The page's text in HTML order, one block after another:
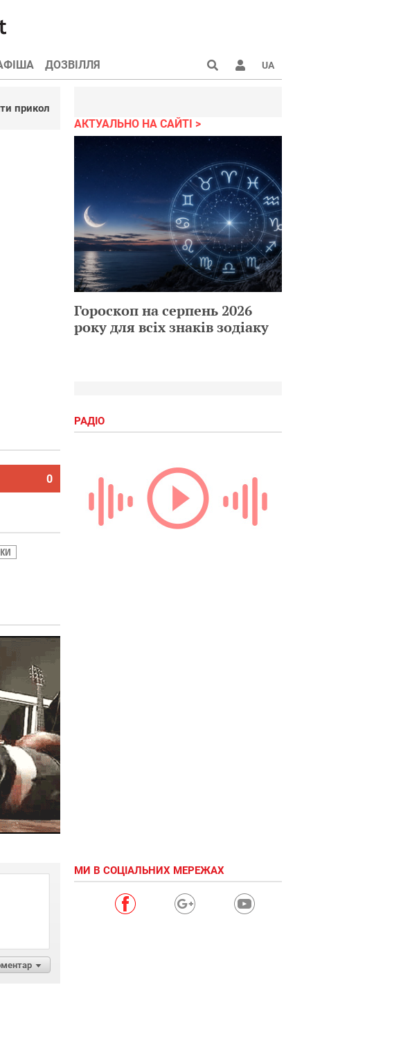
ДОЗВІЛЛЯ UA
прикол
0
АКТУАЛЬНО НА САЙТІ
Гороскоп на серпень 2026
року для всіх знаків зодіаку
РАДІО
МИ В СОЦІАЛЬНИХ МЕРЕЖАХ